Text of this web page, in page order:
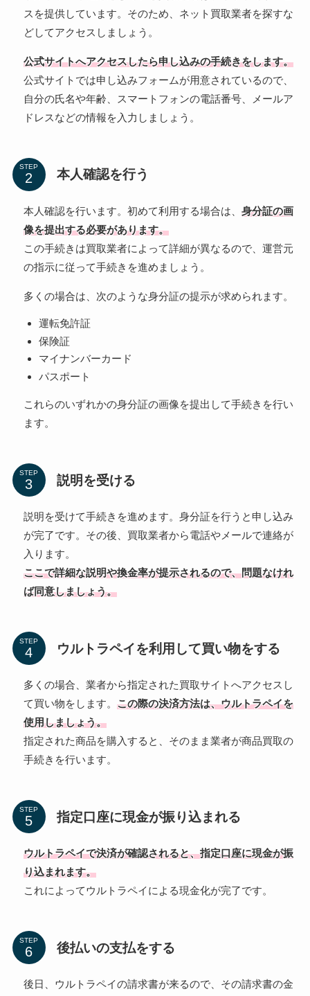
スを提供しています。そのため、ネット買取業者を探すな
どしてアクセスしましょう。
公式サイトへアクセスしたら申し込みの手続きをします。
公式サイトでは申し込みフォームが用意されているので、
自分の氏名や年齢、スマートフォンの電話番号、メールア
ドレスなどの情報を入力しましょう。
STEP
本人確認を行う
本人確認を行います。初めて利用する場合は、 身分証の画
像を提出する必要があります。
この手続きは買取業者によって詳細が異なるので、運営元
の指示に従って手続きを進めましょう。
多くの場合は、次のような身分証の提示が求められます。
運転免許証
保険証
マイナンバーカード
パスポート
これらのいずれかの身分証の画像を提出して手続きを行い
ます。
STEP
説明を受ける
説明を受けて手続きを進めます。身分証を行うと申し込み
が完了です。その後、買取業者から電話やメールで連絡が
入ります。
ここで詳細な説明や換金率が提示されるので、問題なけれ
ば同意しましょう。
STEP
ウルトラペイを利用して買い物をする
多くの場合、業者から指定された買取サイトへアクセスし
て買い物をします。 この際の決済方法は、ウルトラペイを
使用しましょう。
指定された商品を購入すると、そのまま業者が商品買取の
手続きを行います。
STEP
指定口座に現金が振り込まれる
ウルトラペイで決済が確認されると、指定口座に現金が振
り込まれます。
これによってウルトラペイによる現金化が完了です。
STEP
後払いの支払をする
後日、ウルトラペイの請求書が来るので、その請求書の金